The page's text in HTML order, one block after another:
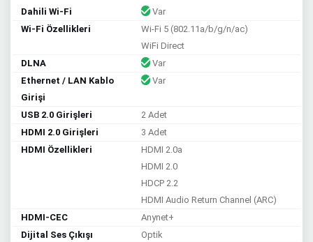
Dahili Wi-Fi
Var
Wi-Fi Özellikleri
Wi-Fi 5 (802.11a/b/g/n/ac)
WiFi Direct
DLNA
Var
Ethernet / LAN Kablo
Girişi
Var
USB 2.0 Girişleri
2 Adet
HDMI 2.0 Girişleri
3 Adet
HDMI Özellikleri
HDMI 2.0a
HDMI 2.0
HDCP 2.2
HDMI Audio Return Channel (ARC)
HDMI-CEC
Anynet+
Dijital Ses Çıkışı
Optik